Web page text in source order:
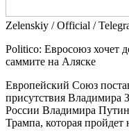
Zеlеnskiу / Оfficiаl /
Politico: Евросоюз хочет
саммите на Аляске
Европейский Союз
присутствия Владимира
России Владимира
Трампа, которая